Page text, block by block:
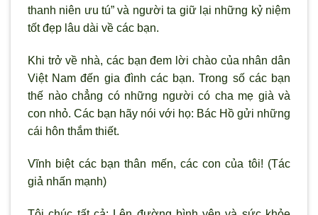
thanh niên ưu tú” và người ta giữ lại những kỷ niệm
tốt đẹp lâu dài về các bạn.
Khi trở về nhà, các bạn đem lời chào của nhân dân
Việt Nam đến gia đình các bạn. Trong số các bạn
thế nào chẳng có những người có cha mẹ già và
con nhỏ. Các bạn hãy nói với họ: Bác Hồ gửi những
cái hôn thắm thiết.
Vĩnh biệt các bạn thân mến, các con của tôi! (Tác
giả nhấn mạnh)